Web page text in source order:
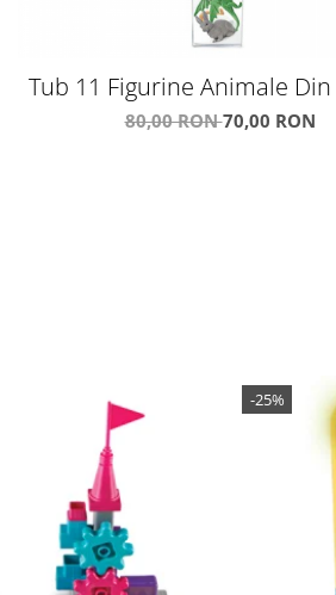
Tub 11 Figurine Animale
80,00 RON70,00 RON
-25%